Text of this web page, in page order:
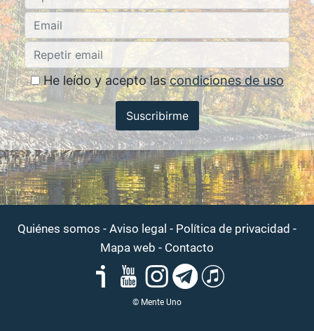
He leído y acepto lascondiciones de uso
Suscribirme
Quiénes somos - Aviso legal - Política de privacidad -
Mapa web - Contacto
© Mente Uno